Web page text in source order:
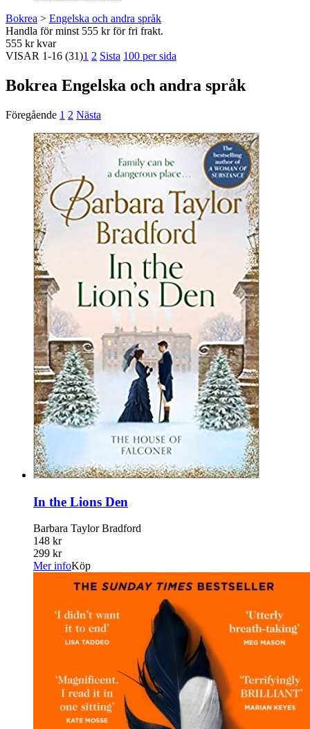
Bokrea > Engelska och andra språk
Handla för minst 555 kr för fri frakt.
555 kr kvar
VISAR 1-16 (31)1 2 Sista 100 per sida
Bokrea Engelska och andra språk
Föregående 1 2 Nästa
In the Lions Den
Barbara Taylor Bradford
148 kr
299 kr
Mer infoKöp